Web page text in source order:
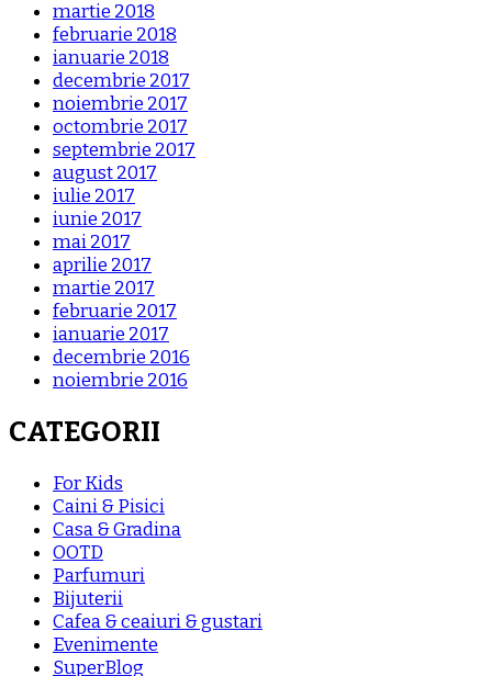
martie 2018
februarie 2018
ianuarie 2018
decembrie 2017
noiembrie 2017
octombrie 2017
septembrie 2017
august 2017
iulie 2017
iunie 2017
mai 2017
aprilie 2017
martie 2017
februarie 2017
ianuarie 2017
decembrie 2016
noiembrie 2016
CATEGORII
For Kids
Caini & Pisici
Casa & Gradina
OOTD
Parfumuri
Bijuterii
Cafea & ceaiuri & gustari
Evenimente
SuperBlog